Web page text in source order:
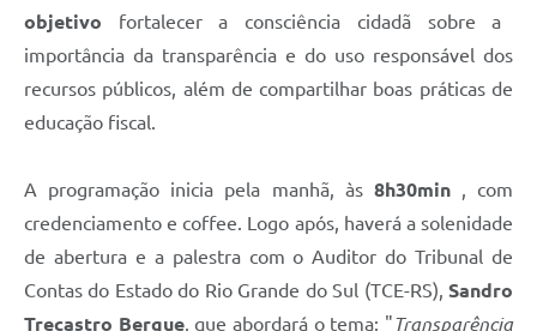
objetivo fortalecer a consciência cidadã sobre a
importância da transparência e do uso responsável dos
recursos públicos, além de compartilhar boas práticas de
educação fiscal.
A programação inicia pela manhã, às 8h30min , com
credenciamento e coffee. Logo após, haverá a solenidade
de abertura e a palestra com o Auditor do Tribunal de
Contas do Estado do Rio Grande do Sul (TCE-RS), Sandro
Trecastro Bergue, que abordará o tema: "Transparência